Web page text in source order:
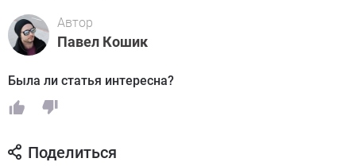
Автор
Павел Кошик
Была ли статья интересна?
Поделиться